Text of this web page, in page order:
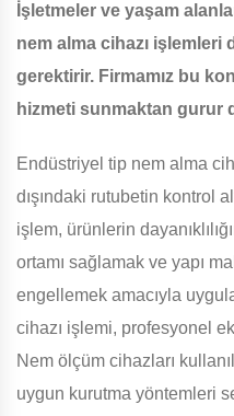
İşletmeler ve yaşam
nem alma cihazı
gerektirir. Firmamız bu
hizmeti sunmaktan gurur
Endüstriyel tip nem alma
dışındaki rutubetin kontrol
işlem, ürünlerin
ortamı sağlamak ve yapı
engellemek amacıyla
cihazı işlemi, profesyonel
Nem ölçüm cihazları
uygun kurutma yöntemleri